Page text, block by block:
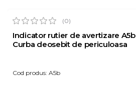
(0)
Indicator rutier de avertizare A5b
Curba deosebit de periculoasa
Cod produs: A5b